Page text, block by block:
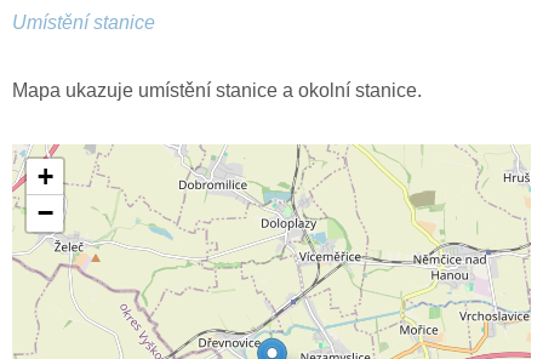
Umístění stanice
Mapa ukazuje umístění stanice a okolní stanice.
+
−